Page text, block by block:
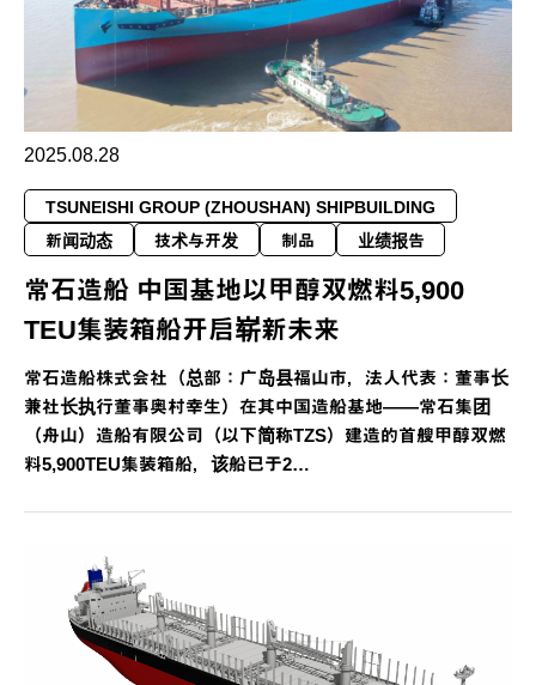
2025.08.28
TSUNEISHI GROUP (ZHOUSHAN) SHIPBUILDING
新闻动态
技术与开发 制品 业绩报告
常石造船 中国基地以甲醇双燃料5,900
TEU集装箱船开启崭新未来
常石造船株式会社（总部：广岛县福山市，法人代表：董事长
兼社长执行董事奥村幸生）在其中国造船基地——常石集团
（舟山）造船有限公司（以下简称TZS）建造的首艘甲醇双燃
料5,900TEU集装箱船，该船已于2…